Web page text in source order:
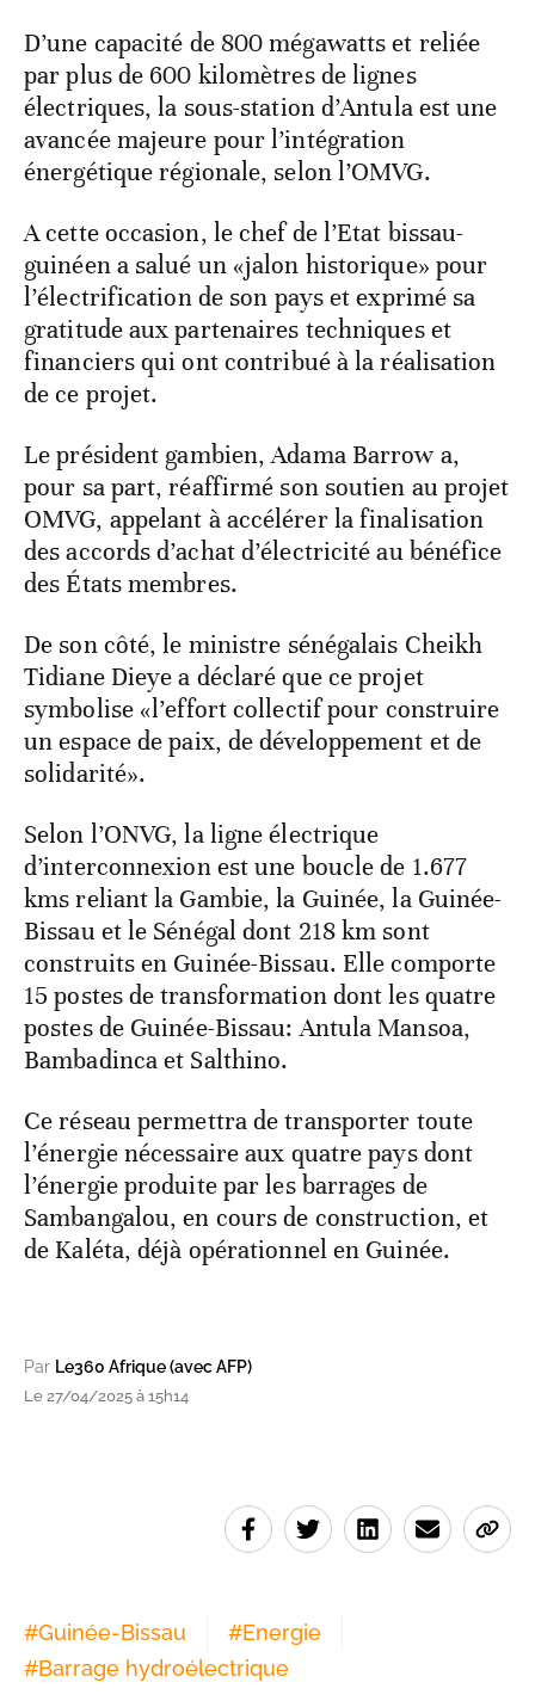
D’une capacité de 800 mégawatts et reliée
par plus de 600 kilomètres de lignes
électriques, la sous-station d’Antula est une
avancée majeure pour l’intégration
énergétique régionale, selon l’OMVG.
A cette occasion, le chef de l’Etat bissau-
guinéen a salué un «jalon historique» pour
l’électrification de son pays et exprimé sa
gratitude aux partenaires techniques et
financiers qui ont contribué à la réalisation
de ce projet.
Le président gambien, Adama Barrow a,
pour sa part, réaffirmé son soutien au projet
OMVG, appelant à accélérer la finalisation
des accords d’achat d’électricité au bénéfice
des États membres.
De son côté, le ministre sénégalais Cheikh
Tidiane Dieye a déclaré que ce projet
symbolise «l’effort collectif pour construire
un espace de paix, de développement et de
solidarité».
Selon l’ONVG, la ligne électrique
d’interconnexion est une boucle de 1.677
kms reliant la Gambie, la Guinée, la Guinée-
Bissau et le Sénégal dont 218 km sont
construits en Guinée-Bissau. Elle comporte
15 postes de transformation dont les quatre
postes de Guinée-Bissau: Antula Mansoa,
Bambadinca et Salthino.
Ce réseau permettra de transporter toute
l’énergie nécessaire aux quatre pays dont
l’énergie produite par les barrages de
Sambangalou, en cours de construction, et
de Kaléta, déjà opérationnel en Guinée.
Par Le360 Afrique (avec AFP)
Le 27/04/2025 à 15h14
#Guinée-Bissau #Energie
#Barrage hydroélectrique